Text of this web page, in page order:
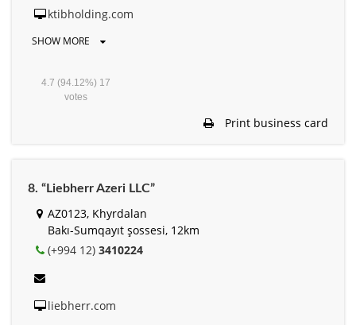
ktibholding.com
SHOW MORE
4.7 (94.12%) 17
votes
Print business card
8. “Liebherr Azeri LLC”
AZ0123, Khyrdalan
Bakı-Sumqayıt şossesi, 12km
(+994 12) 3410224
liebherr.com